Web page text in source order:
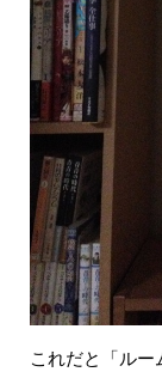
これだと「ル